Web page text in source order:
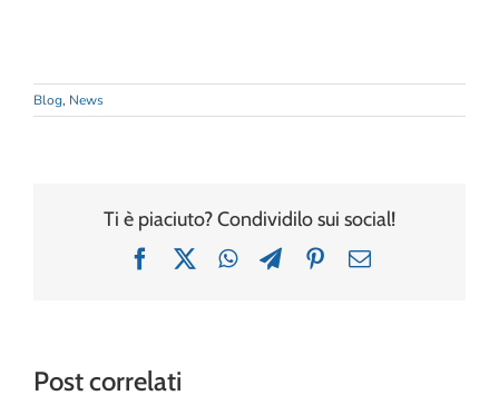
Blog, News
Ti è piaciuto? Condividilo sui social!
FacebookWhatsAppTelegramPinterest
Email
Post correlati